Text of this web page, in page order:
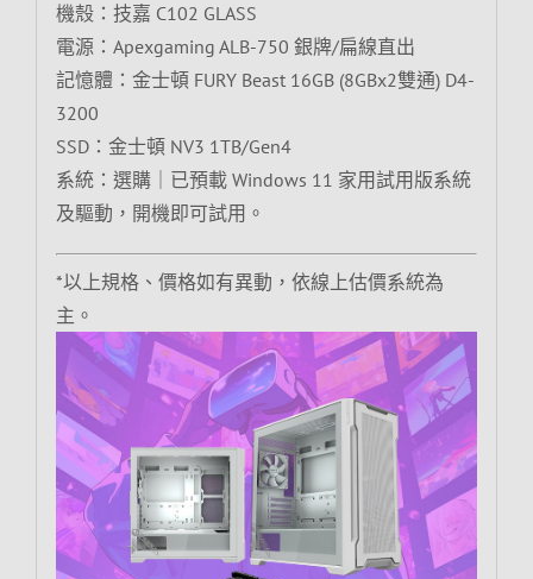
機殼：技嘉 C102 GLASS
電源：Apexgaming ALB-750 銀牌/扁線直出
記憶體：金士頓 FURY Beast 16GB (8GBx2雙通) D4-
3200
SSD：金士頓 NV3 1TB/Gen4
系統：選購｜已預載 Windows 11 家用試用版系統
及驅動，開機即可試用。
*以上規格、價格如有異動，依線上估價系統為
主。